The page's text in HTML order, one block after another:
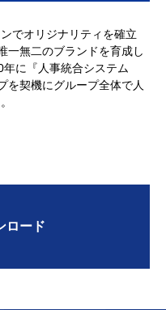
でオリジナリティを確立
一無二のブランドを育成し
に『人事統合システム
を契機にグループ全体で人
ロード